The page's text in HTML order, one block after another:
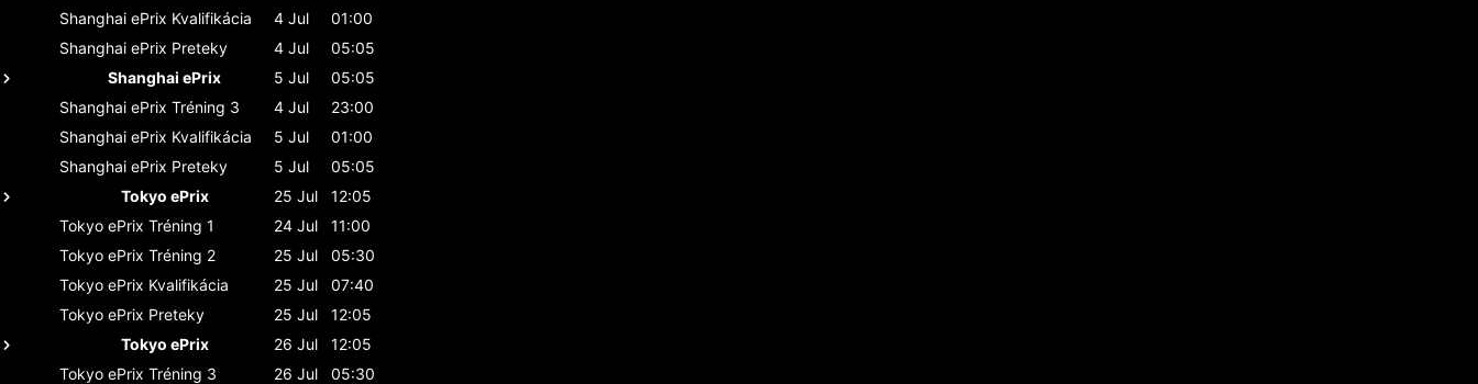
Shanghai ePrix Kvalifikácia 4 Jul
01:00
Shanghai ePrix Preteky 4 Jul
05:05
Shanghai ePrix
5 Jul
05:05
Shanghai ePrix Tréning 3 4 Jul
23:00
Shanghai ePrix Kvalifikácia 5 Jul
01:00
Shanghai ePrix Preteky 5 Jul
05:05
Tokyo ePrix
25 Jul
12:05
Tokyo ePrix Tréning 1 24 Jul
11:00
Tokyo ePrix Tréning 2 25 Jul
05:30
Tokyo ePrix Kvalifikácia 25 Jul
07:40
Tokyo ePrix Preteky 25 Jul
12:05
Tokyo ePrix
26 Jul
12:05
Tokyo ePrix Tréning 3 26 Jul
05:30